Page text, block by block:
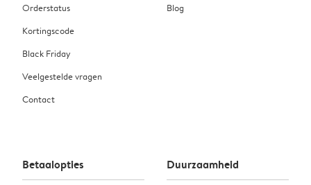
Orderstatus
Kortingscode
Black Friday
Veelgestelde vragen
Contact
Blog
Betaalopties Duurzaamheid